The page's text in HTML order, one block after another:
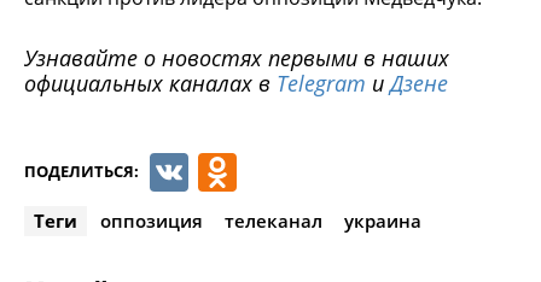
Узнавайте о новостях первыми в наших
официальных каналах в Telegram иДзене
ПОДЕЛИТЬСЯ: VK
Теги оппозиция телеканал украина